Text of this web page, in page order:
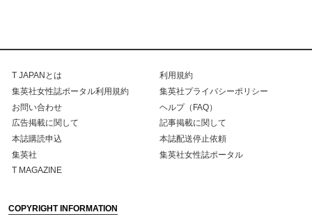
T JAPANとは
利用規約
集英社女性誌ポータル利用規約
集英社プライバシーポリシー
お問い合わせ
ヘルプ（FAQ）
広告掲載に関して
記事掲載に関して
本誌購読申込
本誌配送停止依頼
集英社
集英社女性誌ポータル
T MAGAZINE
COPYRIGHT INFORMATION